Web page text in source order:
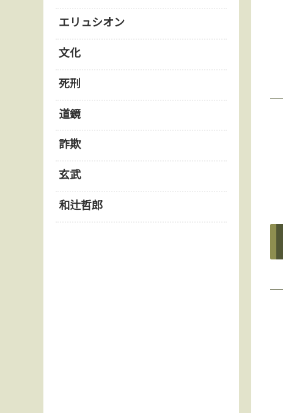
エリュシオン
文化
死刑
道鏡
詐欺
玄武
和辻哲郎